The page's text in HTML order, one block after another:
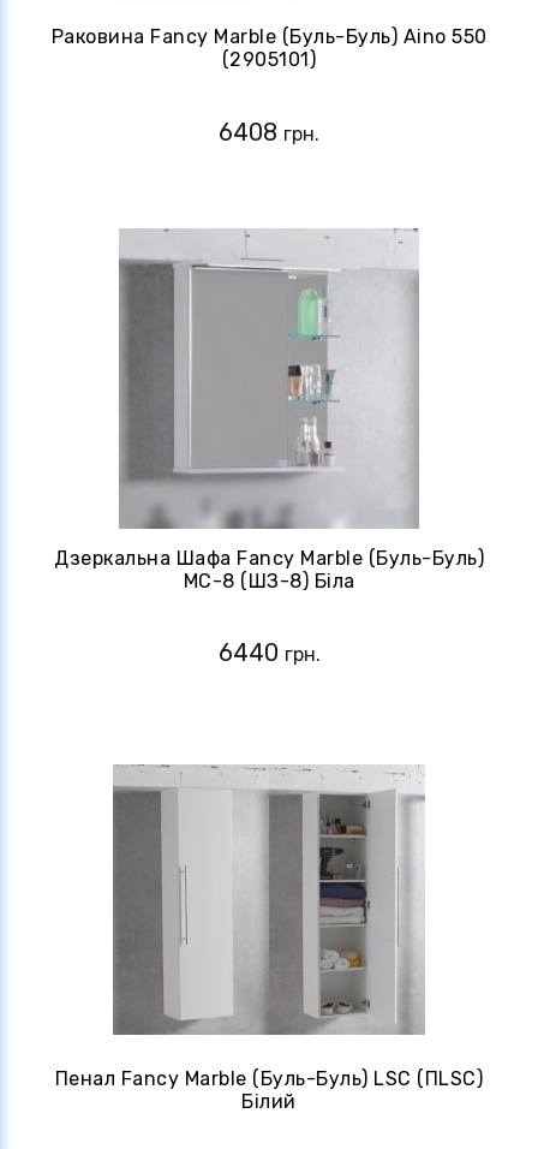
Раковина Fancy Marble (Буль-Буль) Aino 550
(2905101)
6408 грн.
Дзеркальна Шафа Fancy Marble (Буль-Буль)
MC-8 (ШЗ-8) Біла
6440 грн.
Пенал Fancy Marble (Буль-Буль) LSC (ПLSC)
Білий